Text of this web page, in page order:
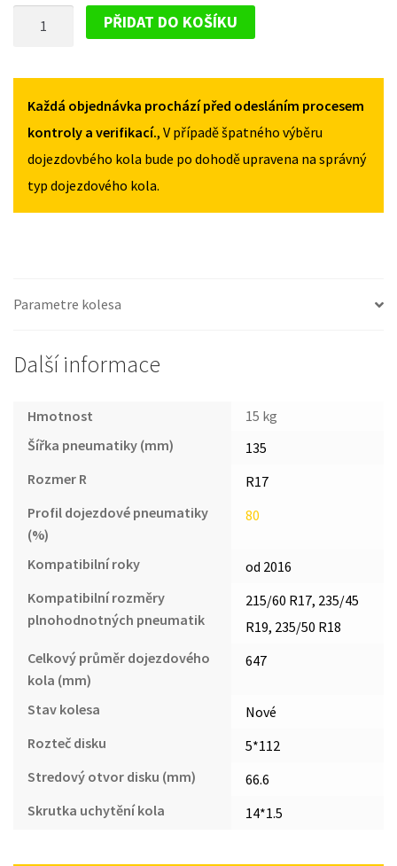
2016
2016
QX30
OD
2016
MNOŽSTVÍ
PŘIDAT DO KOŠÍKU
Každá objednávka prochází před odesláním procesem
kontroly a verifikací., V případě špatného výběru
dojezdovbého kola bude po dohodě upravena na správný
typ dojezdového kola.
Parametre kolesa
Další informace
Hmotnost
15 kg
Šířka pneumatiky (mm)
135
Rozmer R
R17
Profil dojezdové pneumatiky
(%)
80
Kompatibilní roky
od 2016
Kompatibilní rozměry
plnohodnotných pneumatik
215/60 R17, 235/45
R19, 235/50 R18
Celkový průměr dojezdového
kola (mm)
647
Stav kolesa
Nové
Rozteč disku
5*112
Stredový otvor disku (mm)
66.6
Skrutka uchytění kola
14*1.5